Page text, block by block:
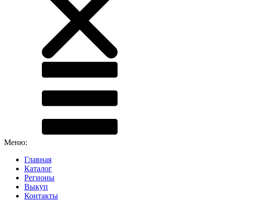
Меню:
Главная
Каталог
Регионы
Выкуп
Контакты